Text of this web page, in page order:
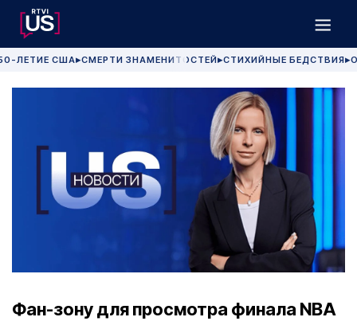
ЛЕТИЕ США▶СМЕРТИ ЗНАМЕНИТОСТЕЙ▶СТИХИЙНЫЕ БЕДСТВИЯ▶
Фан-зону для просмотра финала NBA